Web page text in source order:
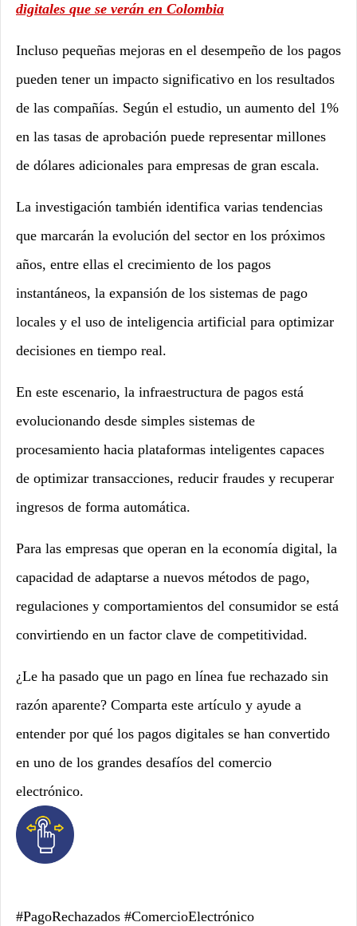
digitales que se verán en Colombia
Incluso pequeñas mejoras en el desempeño de los pagos
pueden tener un impacto significativo en los resultados
de las compañías. Según el estudio, un aumento del 1%
en las tasas de aprobación puede representar millones
de dólares adicionales para empresas de gran escala.
La investigación también identifica varias tendencias
que marcarán la evolución del sector en los próximos
años, entre ellas el crecimiento de los pagos
instantáneos, la expansión de los sistemas de pago
locales y el uso de inteligencia artificial para optimizar
decisiones en tiempo real.
En este escenario, la infraestructura de pagos está
evolucionando desde simples sistemas de
procesamiento hacia plataformas inteligentes capaces
de optimizar transacciones, reducir fraudes y recuperar
ingresos de forma automática.
Para las empresas que operan en la economía digital, la
capacidad de adaptarse a nuevos métodos de pago,
regulaciones y comportamientos del consumidor se está
convirtiendo en un factor clave de competitividad.
¿Le ha pasado que un pago en línea fue rechazado sin
razón aparente? Comparta este artículo y ayude a
entender por qué los pagos digitales se han convertido
en uno de los grandes desafíos del comercio
electrónico.
#PagoRechazados #ComercioElectrónico